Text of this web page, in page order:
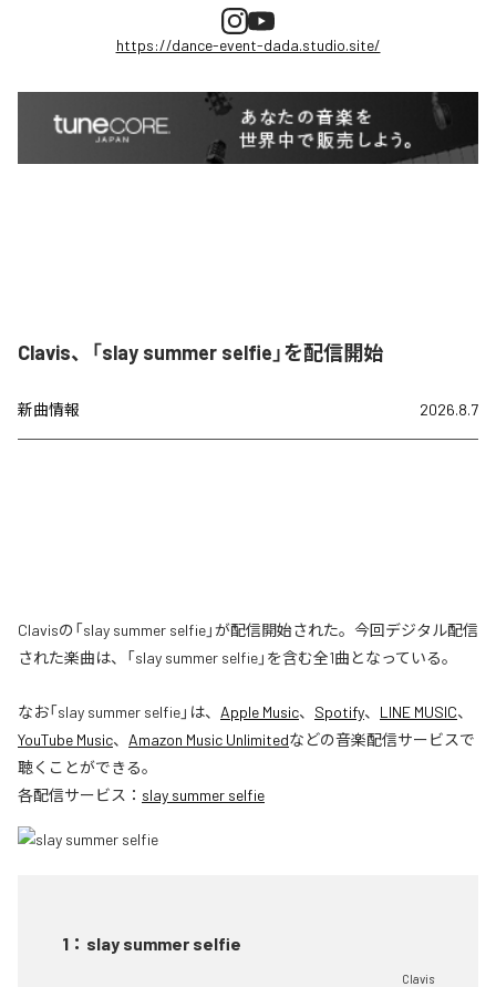
https://dance-event-dada.studio.site/
Clavis、「slay summer selfie」を配信開始
新曲情報 2026.8.7
Clavisの「slay summer selfie」が配信開始された。今回デジタル配信
された楽曲は、「slay summer selfie」を含む全1曲となっている。
なお「slay summer selfie」は、 Apple Music、 Spotify、 LINE MUSIC、
YouTube Music、 Amazon Music Unlimitedなどの音楽配信サービスで
聴くことができる。
各配信サービス： slay summer selfie
1 ： slay summer selfie
Clavis